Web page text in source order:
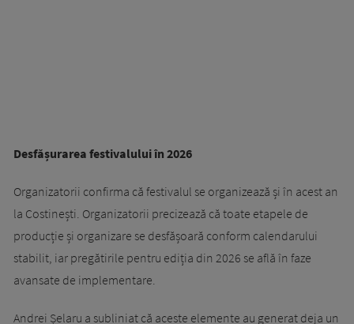
Desfășurarea festivalului în 2026
Organizatorii confirma că festivalul se organizează și în acest an
la Costinești. Organizatorii precizează că toate etapele de
producție și organizare se desfășoară conform calendarului
stabilit, iar pregătirile pentru ediția din 2026 se află în faze
avansate de implementare.
Andrei Șelaru a subliniat că aceste elemente au generat deja un